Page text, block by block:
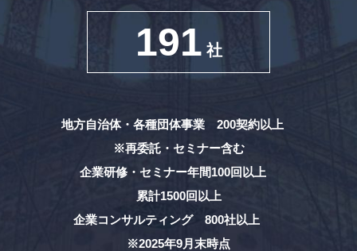
191 社
地方自治体・各種団体事業 200契約以上
※再委託・セミナー含む
企業研修・セミナー年間100回以上
累計1500回以上
企業コンサルティング 800社以上
※2025年9月末時点